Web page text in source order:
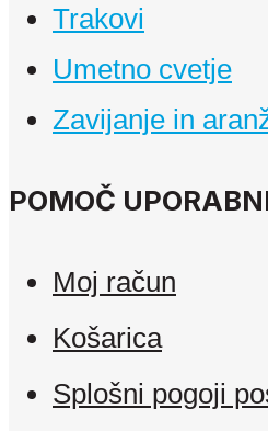
Trakovi
Umetno cvetje
Zavijanje in
POMOČ
Moj račun
Košarica
Splošni pogoji